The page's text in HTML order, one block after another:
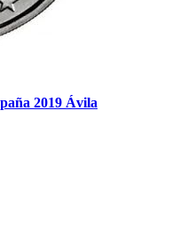
2019 Ávila